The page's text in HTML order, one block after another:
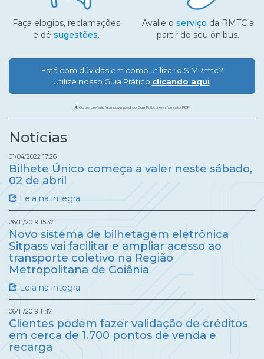
Faça elogios, reclamações
e dê sugestões.
Avalie o serviço da RMTC a
partir do seu ônibus.
Está com dúvidas em como utilizar o SiMRmtc?
Utilize nosso Guia Prático clicando aqui
Ou se preferir, faça download do Guia Prático em formato PDF
Notícias
01/04/2022 17:26
Bilhete Único começa a valer neste sábado,
02 de abril
Leia na integra
26/11/2019 15:37
Novo sistema de bilhetagem eletrônica
Sitpass vai facilitar e ampliar acesso ao
transporte coletivo na Região
Metropolitana de Goiânia
Leia na integra
06/11/2019 11:17
Clientes podem fazer validação de créditos
em cerca de 1.700 pontos de venda e
recarga